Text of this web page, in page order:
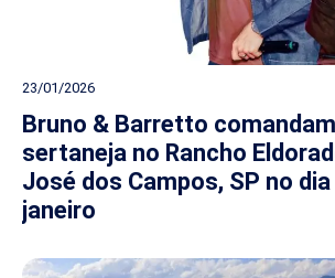
23/01/2026
Bruno & Barretto
sertaneja no Rancho
José dos Campos, SP no
janeiro